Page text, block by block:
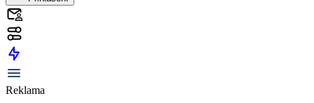
Reklama